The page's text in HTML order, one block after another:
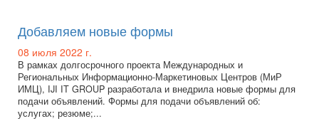
Добавляем новые формы
08 июля 2022 г.
В рамках долгосрочного проекта Международных и
Региональных Информационно-Маркетиновых Центров (МиР
ИМЦ), IJI IT GROUP разработала и внедрила новые формы для
подачи объявлений. Формы для подачи объявлений об:
услугах; резюме;...